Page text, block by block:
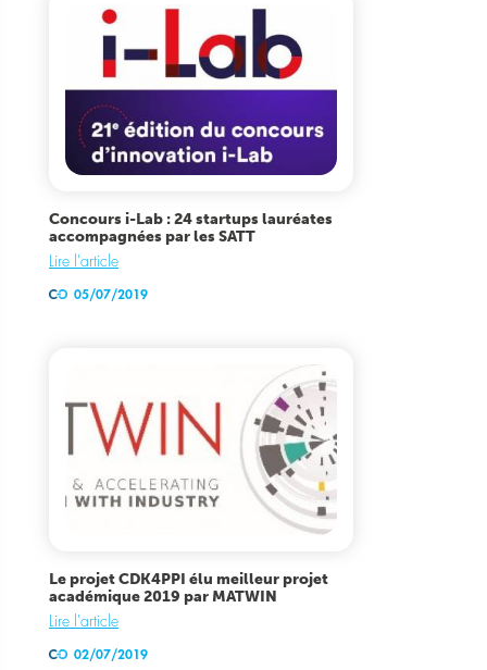
Concours i-Lab : 24 startups lauréates
accompagnées par les SATT
Lire l'article
05/07/2019
Le projet CDK4PPI élu meilleur projet
académique 2019 par MATWIN
Lire l'article
02/07/2019